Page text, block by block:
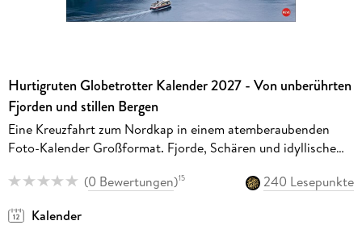
Hurtigruten Globetrotter Kalender 2027 - Von unberührten
Fjorden und stillen Bergen
Eine Kreuzfahrt zum Nordkap in einem atemberaubenden
Foto-Kalender Großformat. Fjorde, Schären und idyllische
(0 Bewertungen)15
240 Lesepunkte
Kalender